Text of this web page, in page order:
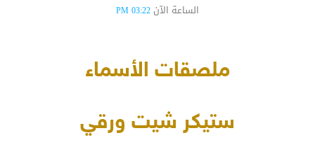
الساعة الآن 03:22 PM
ملصقات الأسماء
ستيكر شيت ورقي